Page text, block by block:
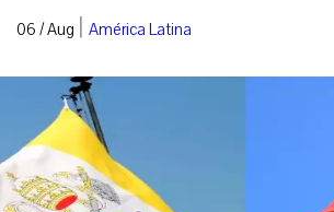
06 / Aug | América Latina